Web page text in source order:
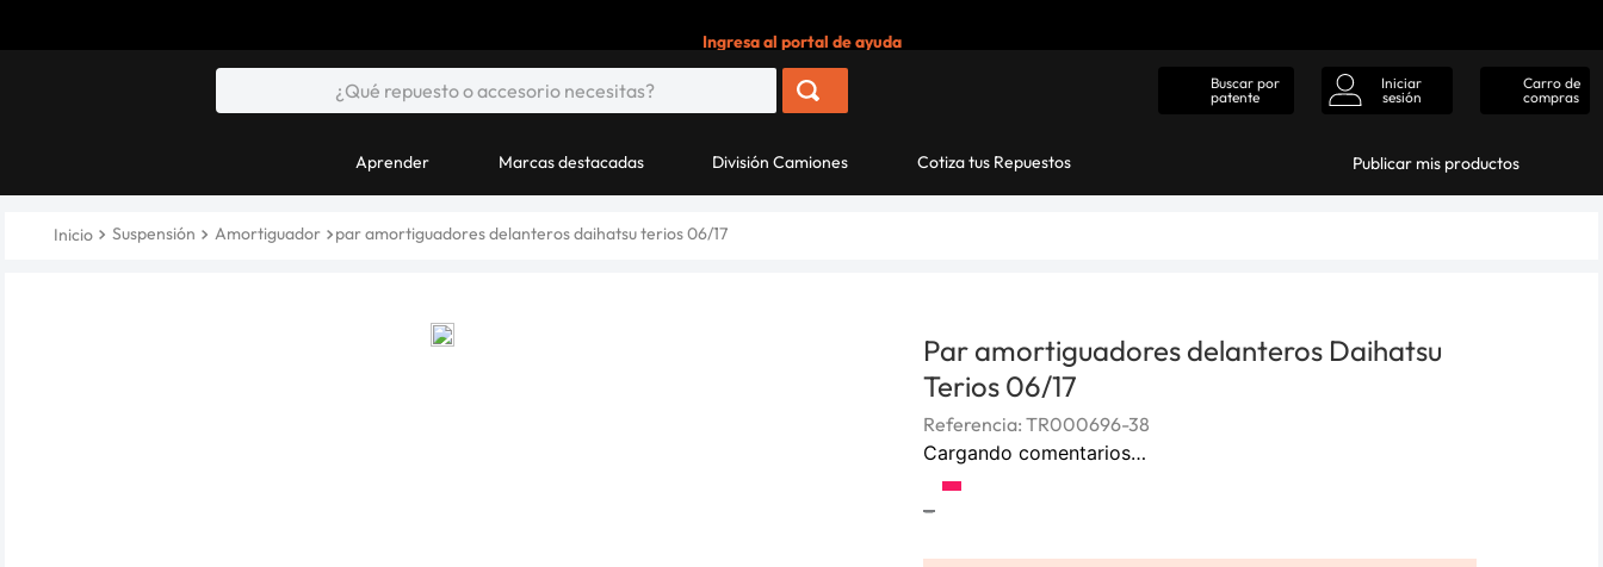
Ingresa al portal de ayuda
Buscar por
patente
Iniciar
sesión
Carro de
compras
Aprender Marcas destacadas División Camiones Cotiza tus Repuestos Publicar mis productos
Suspensión Amortiguador par amortiguadores delanteros daihatsu terios 06/17
Par amortiguadores delanteros Daihatsu
Terios 06/17
Referencia: TR000696-38
Cargando comentarios…
-